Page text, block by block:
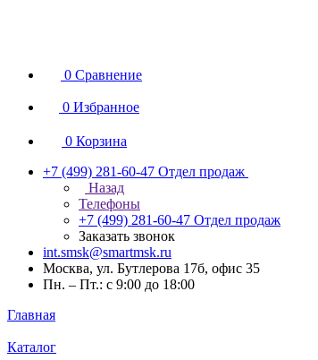
0 Сравнение
0 Избранное
0 Корзина
+7 (499) 281-60-47 Отдел продаж
Назад
Телефоны
+7 (499) 281-60-47 Отдел продаж
Заказать звонок
int.smsk@smartmsk.ru
Москва, ул. Бутлерова 17б, офис 35
Пн. – Пт.: с 9:00 до 18:00
Главная
Каталог